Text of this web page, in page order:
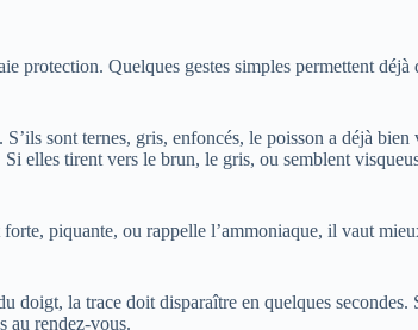
protection. Quelques gestes simples permettent déjà
sont ternes, gris, enfoncés, le poisson a déjà bien
elles tirent vers le brun, le gris, ou semblent
piquante, ou rappelle l’ammoniaque, il vaut
doigt, la trace doit disparaître en quelques secondes.
au rendez-vous.